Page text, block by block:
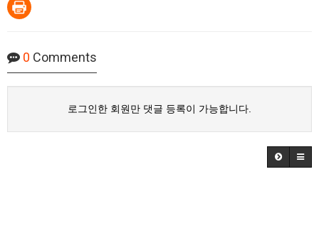
0 Comments
로그인한 회원만 댓글 등록이 가능합니다.